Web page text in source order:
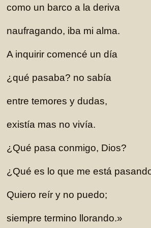
como un barco a la deriva
naufragando, iba mi alma.
A inquirir comencé un día
¿qué pasaba? no sabía
entre temores y dudas,
existía mas no vivía.
¿Qué pasa conmigo, Dios?
¿Qué es lo que me está
Quiero reír y no puedo;
siempre termino llorando.»